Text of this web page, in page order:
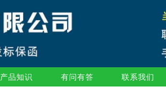
产品知识 有问有答 联系我们